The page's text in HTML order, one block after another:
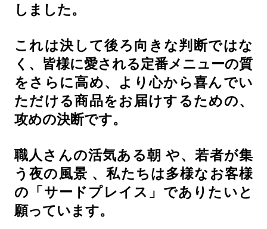
しました。
これは決して後ろ向きな判断ではな
く、皆様に愛される定番メニューの質
をさらに高め、より心から喜んでい
ただける商品をお届けするための、
攻めの決断です。
職人さんの活気ある朝 や、若者が集
う夜の風景 、私たちは多様なお客様
の「サードプレイス」でありたいと
願っています。